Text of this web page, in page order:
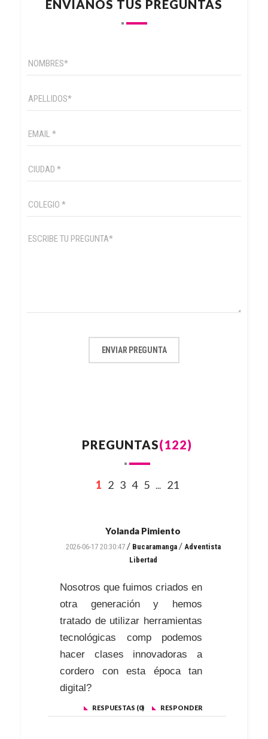
ENVÍANOS TUS PREGUNTAS
ENVIAR PREGUNTA
PREGUNTAS(122)
1 2 3 4 5 ... 21
Yolanda Pimiento
2026-06-17 20:30:47/ Bucaramanga/ Adventista
Libertad
Nosotros que fuimos criados en
otra generación y hemos
tratado de utilizar herramientas
tecnológicas comp podemos
hacer clases innovadoras a
cordero con esta época tan
digital?
RESPUESTAS (0) RESPONDER